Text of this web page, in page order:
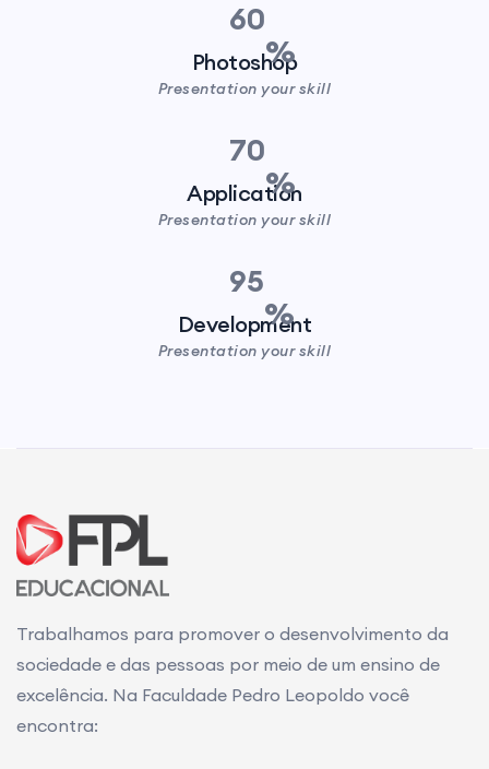
60
Photoshop
Presentation your skill
70
Application
Presentation your skill
95
Development
Presentation your skill
Trabalhamos para promover o desenvolvimento da
sociedade e das pessoas por meio de um ensino de
excelência. Na Faculdade Pedro Leopoldo você
encontra: